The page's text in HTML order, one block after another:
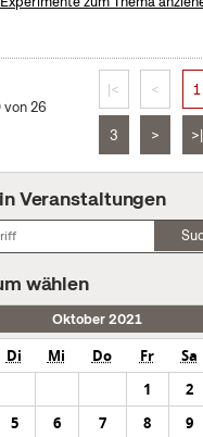
von 26
|< < 1
3 > >|
Veranstaltungen
wählen
Oktober 2021
Di Mi Do Fr Sa
1
2
5 6 7 8 9